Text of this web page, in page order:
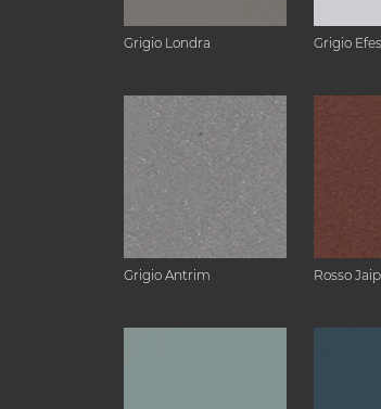
Grigio Londra Grigio
Grigio Antrim Rosso